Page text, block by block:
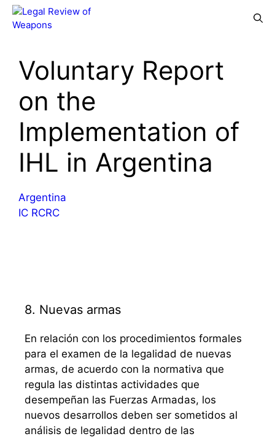
Skip
Voluntary Report
on the
Implementation of
IHL in Argentina
Argentina
IC RCRC
8. Nuevas armas
En relación con los procedimientos formales
para el examen de la legalidad de nuevas
armas, de acuerdo con la normativa que
regula las distintas actividades que
desempeñan las Fuerzas Armadas, los
nuevos desarrollos deben ser sometidos al
análisis de legalidad dentro de las